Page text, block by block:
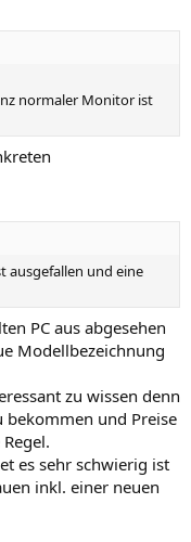
normaler Monitor ist
ausgefallen und eine
PC aus abgesehen
Modellbezeichnung
zu wissen denn
bekommen und Preise
es sehr schwierig ist
inkl. einer neuen